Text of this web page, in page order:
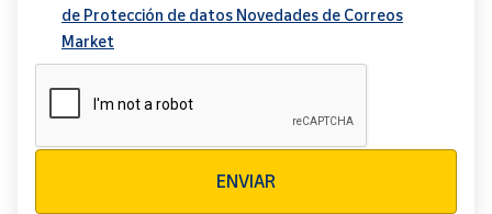
de Protección de datos Novedades de Correos
Market
ENVIAR